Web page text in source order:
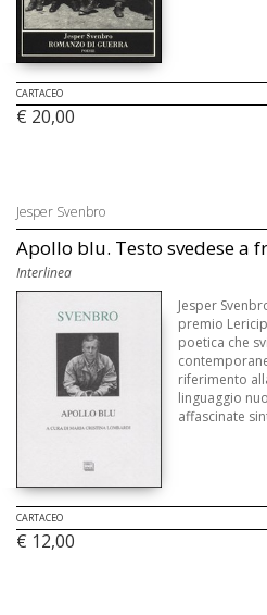
CARTACEO
€ 20,00
Jesper Svenbro
Apollo blu. Testo svedese a
Interlinea
Jesper
premio
poetica che
riferimento
linguaggio
affascinate
CARTACEO
€ 12,00